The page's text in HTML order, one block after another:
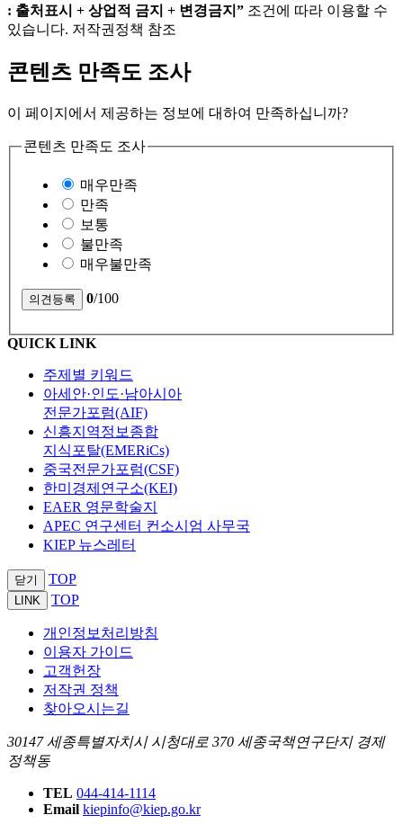
: 출처표시 + 상업적 금지 + 변경금지” 조건에 따라 이용할 수
있습니다. 저작권정책 참조
콘텐츠 만족도 조사
이 페이지에서 제공하는 정보에 대하여 만족하십니까?
콘텐츠 만족도 조사
매우만족
만족
보통
불만족
매우불만족
0/100
QUICK LINK
주제별 키워드
아세안·인도·남아시아
전문가포럼(AIF)
신흥지역정보종합
지식포탈(EMERiCs)
중국전문가포럼(CSF)
한미경제연구소(KEI)
EAER 영문학술지
APEC 연구센터 컨소시엄 사무국
KIEP 뉴스레터
닫기 TOP
LINK TOP
개인정보처리방침
이용자 가이드
고객헌장
저작권 정책
찾아오시는길
30147 세종특별자치시 시청대로 370 세종국책연구단지 경제
정책동
TEL 044-414-1114
Email kiepinfo@kiep.go.kr